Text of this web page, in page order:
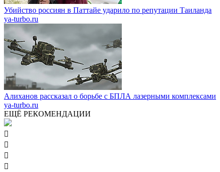
Убийство россиян в Паттайе ударило по репутации Таиланда
ya-turbo.ru
Алиханов рассказал о борьбе с БПЛА лазерными комплексами
ya-turbo.ru
ЕЩЁ РЕКОМЕНДАЦИИ



